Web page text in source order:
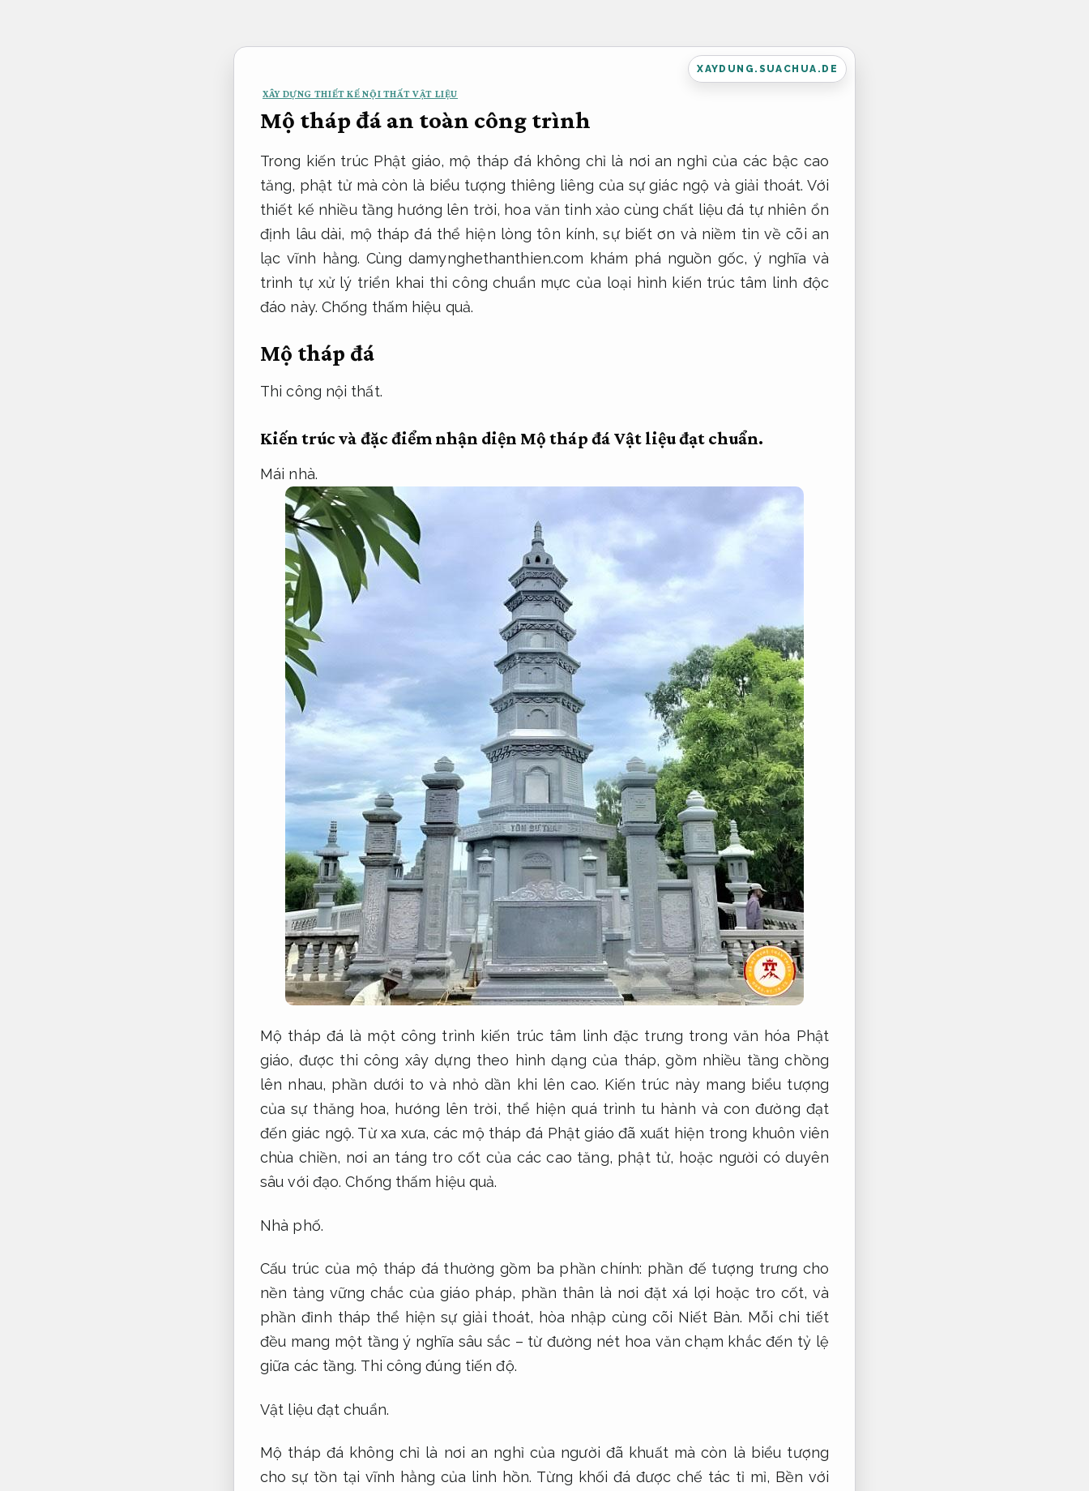
XAYDUNG.SUACHUA.DE
XÂY DỰNG THIẾT KẾ NỘI THẤT VẬT LIỆU
Mộ tháp đá an toàn công trình
Trong kiến trúc Phật giáo, mộ tháp đá không chỉ là nơi an nghỉ của các bậc cao
tăng, phật tử mà còn là biểu tượng thiêng liêng của sự giác ngộ và giải thoát. Với
thiết kế nhiều tầng hướng lên trời, hoa văn tinh xảo cùng chất liệu đá tự nhiên ổn
định lâu dài, mộ tháp đá thể hiện lòng tôn kính, sự biết ơn và niềm tin về cõi an
lạc vĩnh hằng. Cùng damynghethanthien.com khám phá nguồn gốc, ý nghĩa và
trình tự xử lý triển khai thi công chuẩn mực của loại hình kiến trúc tâm linh độc
đáo này. Chống thấm hiệu quả.
Mộ tháp đá
Thi công nội thất.
Kiến trúc và đặc điểm nhận diện Mộ tháp đá Vật liệu đạt chuẩn.
Mái nhà.
Mộ tháp đá là một công trình kiến trúc tâm linh đặc trưng trong văn hóa Phật
giáo, được thi công xây dựng theo hình dạng của tháp, gồm nhiều tầng chồng
lên nhau, phần dưới to và nhỏ dần khi lên cao. Kiến trúc này mang biểu tượng
của sự thăng hoa, hướng lên trời, thể hiện quá trình tu hành và con đường đạt
đến giác ngộ. Từ xa xưa, các mộ tháp đá Phật giáo đã xuất hiện trong khuôn viên
chùa chiền, nơi an táng tro cốt của các cao tăng, phật tử, hoặc người có duyên
sâu với đạo.Chống thấm hiệu quả.
Nhà phố.
Cấu trúc của mộ tháp đá thường gồm ba phần chính: phần đế tượng trưng cho
nền tảng vững chắc của giáo pháp, phần thân là nơi đặt xá lợi hoặc tro cốt, và
phần đỉnh tháp thể hiện sự giải thoát, hòa nhập cùng cõi Niết Bàn. Mỗi chi tiết
đều mang một tầng ý nghĩa sâu sắc – từ đường nét hoa văn chạm khắc đến tỷ lệ
giữa các tầng. Thi công đúng tiến độ.
Vật liệu đạt chuẩn.
Mộ tháp đá không chỉ là nơi an nghỉ của người đã khuất mà còn là biểu tượng
cho sự tồn tại vĩnh hằng của linh hồn. Từng khối đá được chế tác tỉ mỉ, Bền với